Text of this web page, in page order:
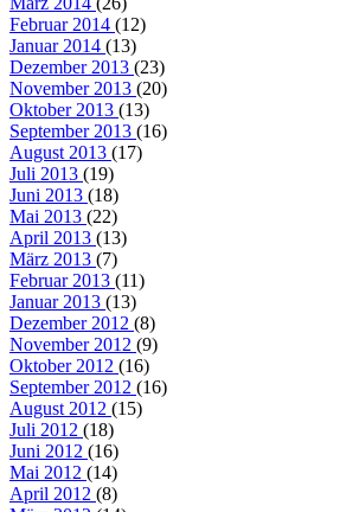
Februar 2014 (12)
Januar 2014 (13)
Dezember 2013 (23)
November 2013 (20)
Oktober 2013 (13)
September 2013 (16)
August 2013 (17)
Juli 2013 (19)
Juni 2013 (18)
Mai 2013 (22)
April 2013 (13)
März 2013 (7)
Februar 2013 (11)
Januar 2013 (13)
Dezember 2012 (8)
November 2012 (9)
Oktober 2012 (16)
September 2012 (16)
August 2012 (15)
Juli 2012 (18)
Juni 2012 (16)
Mai 2012 (14)
April 2012 (8)